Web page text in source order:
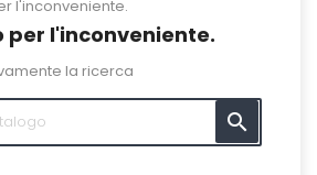
per l'inconveniente.
la ricerca
